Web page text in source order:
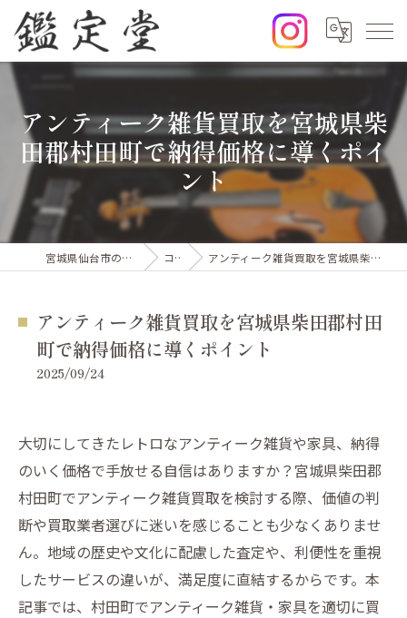
アンティーク雑貨買取を宮城県柴
田郡村田町で納得価格に導くポイ
ント
宮城県仙台市の出張買取なら鑑定堂 コラム アンティーク雑貨買取を宮城県柴田郡村田町で納得価格に導くポイント
アンティーク雑貨買取を宮城県柴田郡村田
町で納得価格に導くポイント
2025/09/24
大切にしてきたレトロなアンティーク雑貨や家具、納得
のいく価格で手放せる自信はありますか？宮城県柴田郡
村田町でアンティーク雑貨買取を検討する際、価値の判
断や買取業者選びに迷いを感じることも少なくありませ
ん。地域の歴史や文化に配慮した査定や、利便性を重視
したサービスの違いが、満足度に直結するからです。本
記事では、村田町でアンティーク雑貨・家具を適切に買